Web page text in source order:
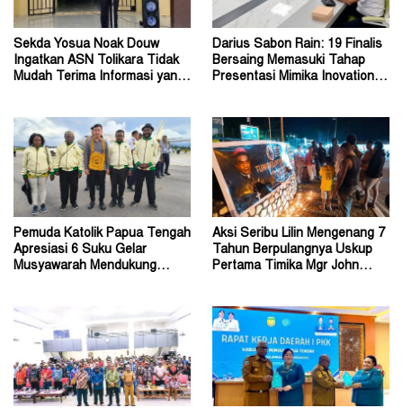
Sekda Yosua Noak Douw
Ingatkan ASN Tolikara Tidak
Mudah Terima Informasi yang
Darius Sabon Rain: 19 Finalis
Bersaing Memasuki Tahap
Presentasi Mimika Inovation
Pemuda Katolik Papua Tengah
Apresiasi 6 Suku Gelar
Musyawarah Mendukung
Aksi Seribu Lilin Mengenang 7
Tahun Berpulangnya Uskup
Pertama Timika Mgr John